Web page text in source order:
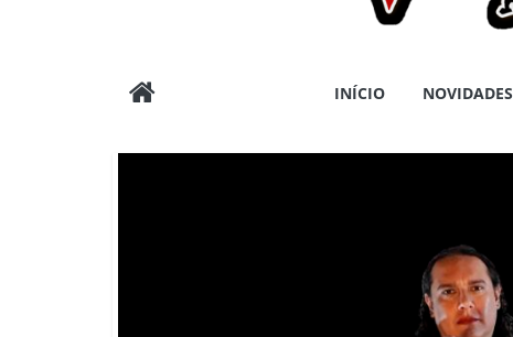
Wargods
Press
INÍCIO NOVIDADES